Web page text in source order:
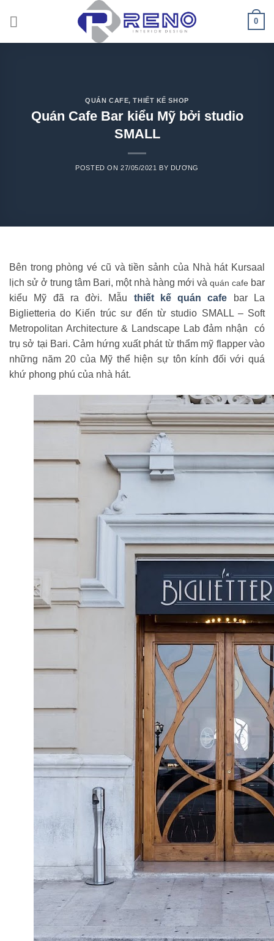
0
QUÁN CAFE,THIẾT KẾ SHOP
Quán Cafe Bar kiểu Mỹ bởi studio
SMALL
POSTED ON 27/05/2021 BY DƯƠNG
Bên trong phòng vé cũ và tiền sảnh của Nhà hát Kursaal
lịch sử ở trung tâm Bari, một nhà hàng mới và quán cafe bar
kiểu Mỹ đã ra đời. Mẫu thiết kế quán cafe bar La
Biglietteria do Kiến trúc sư đến từ studio SMALL – Soft
Metropolitan Architecture & Landscape Lab đảm nhận có
trụ sở tại Bari. Cảm hứng xuất phát từ thẩm mỹ flapper vào
những năm 20 của Mỹ thể hiện sự tôn kính đối với quá
khứ phong phú của nhà hát.